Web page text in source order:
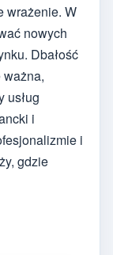
wrażenie. W
nowych
Dbałość
usług
i
i
gdzie